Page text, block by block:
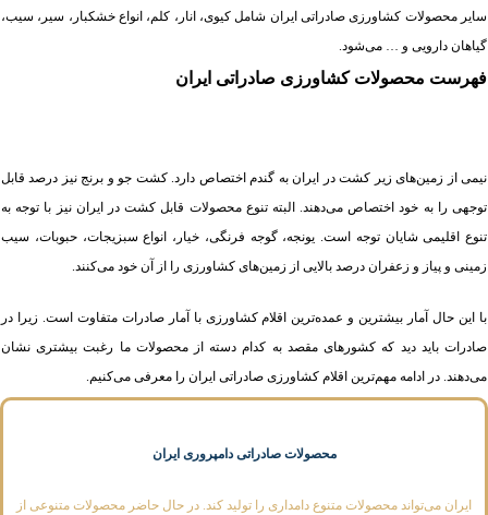
سایر محصولات کشاورزی صادراتی ایران شامل کیوی، انار، کلم، انواع خشکبار، سیر، سیب،
گیاهان دارویی و … می‌شود.
فهرست محصولات کشاورزی صادراتی ایران
نیمی از زمین‌های زیر کشت در ایران به گندم اختصاص دارد. کشت جو و برنج نیز درصد قابل
توجهی را به خود اختصاص می‌دهند. البته تنوع محصولات قابل کشت در ایران نیز با توجه به
تنوع اقلیمی شایان توجه است. یونجه، گوجه فرنگی، خیار، انواع سبزیجات، حبوبات، سیب
زمینی و پیاز و زعفران درصد بالایی از زمین‌های کشاورزی را از آن خود می‌کنند.
با این حال آمار بیشترین و عمده‌ترین اقلام کشاورزی با آمار صادرات متفاوت است. زیرا در
صادرات باید دید که کشورهای مقصد به کدام دسته از محصولات ما رغبت بیشتری نشان
می‌دهند. در ادامه مهم‌ترین اقلام کشاورزی صادراتی ایران را معرفی می‌کنیم.
محصولات صادراتی دامپروری ایران
ایران می‌تواند محصولات متنوع دامداری را تولید کند. در حال حاضر محصولات متنوعی از